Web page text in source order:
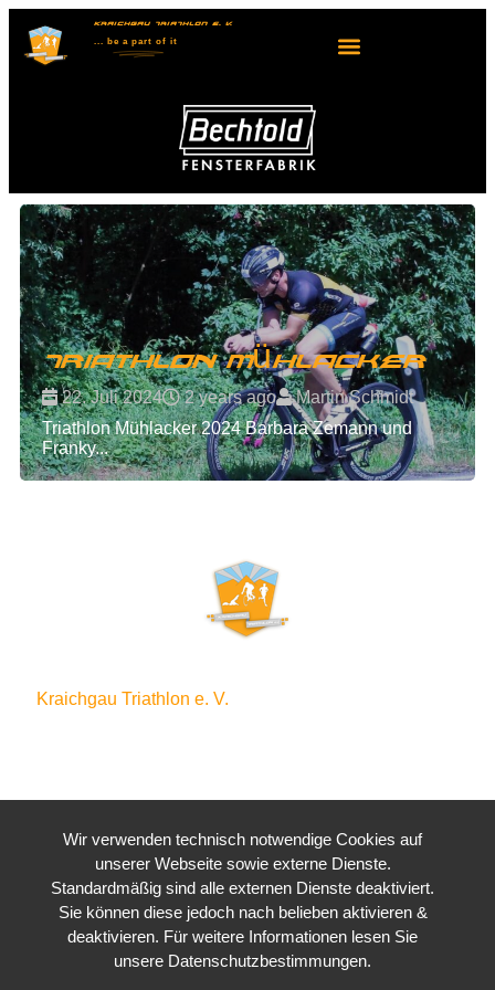
KRAICHGAU TRIATHLON E. V.
... bea part of it
Triathlon Mühlacker
22. Juli 2024
2 years ago
Martin Schmidt
Triathlon Mühlacker 2024 Barbara Zemann und
Franky...
Kraichgau Triathlon e. V.
Wir verwenden technisch notwendige Cookies auf
unserer Webseite sowie externe Dienste.
Standardmäßig sind alle externen Dienste deaktiviert.
Sie können diese jedoch nach belieben aktivieren &
deaktivieren. Für weitere Informationen lesen Sie
unsere Datenschutzbestimmungen.